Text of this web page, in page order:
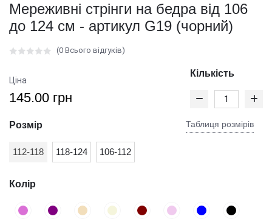
Мереживні стрінги на бедра від 106
до 124 см - артикул G19 (чорний)
(0 Всього відгуків)
Ціна
145.00 грн
Кількість
Розмір Таблиця розмірів
112-118 118-124 106-112
Колір